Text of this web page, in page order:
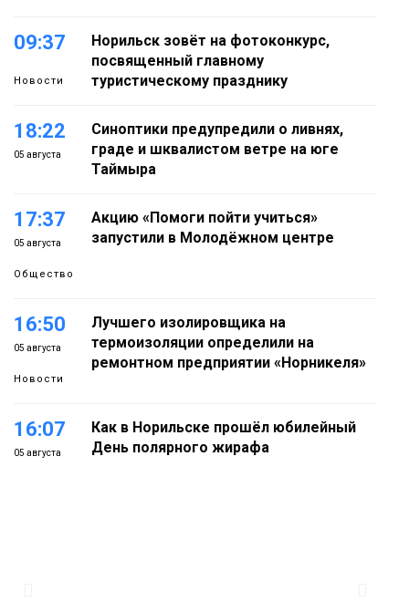
09:37
Новости
Норильск зовёт на фотоконкурс,
посвященный главному
туристическому празднику
18:22
05 августа
Синоптики предупредили о ливнях,
граде и шквалистом ветре на юге
Таймыра
17:37
05 августа
Общество
Акцию «Помоги пойти учиться»
запустили в Молодёжном центре
16:50
05 августа
Новости
Лучшего изолировщика на
термоизоляции определили на
ремонтном предприятии «Норникеля»
16:07
05 августа
Как в Норильске прошёл юбилейный
День полярного жирафа